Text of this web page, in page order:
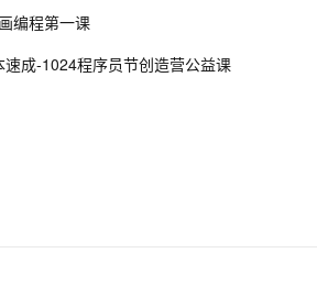
询到可用的信息模板解决方法
编程第一课
成-1024程序员节创造营公益课